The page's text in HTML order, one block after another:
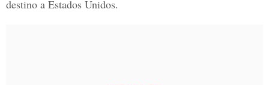
destino a Estados Unidos.